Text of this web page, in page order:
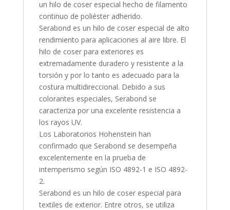
un hilo de coser especial hecho de filamento
continuo de poliéster adherido.
Serabond es un hilo de coser especial de alto
rendimiento para aplicaciones al aire libre. El
hilo de coser para exteriores es
extremadamente duradero y resistente a la
torsión y por lo tanto es adecuado para la
costura multidireccional. Debido a sus
colorantes especiales, Serabond se
caracteriza por una excelente resistencia a
los rayos UV.
Los Laboratorios Hohenstein han
confirmado que Serabond se desempeña
excelentemente en la prueba de
intemperismo según ISO 4892-1 e ISO 4892-
2.
Serabond es un hilo de coser especial para
textiles de exterior. Entre otros, se utiliza